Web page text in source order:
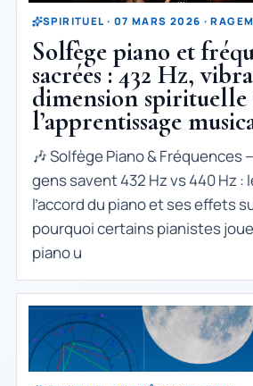
SPIRITUEL · 07 MARS 2026 ·
Solfège piano et
sacrées : 432 Hz,
dimension spirituelle
l’apprentissage
🎶 Solfège Piano & Fréquences
gens savent 432 Hz vs 440 Hz :
l’accord du piano et ses effets
pourquoi certains pianistes
piano u